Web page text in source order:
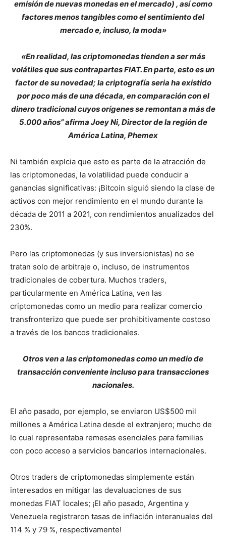
emisión de nuevas monedas en el mercado) , así como
factores menos tangibles como el sentimiento del
mercado e, incluso, la moda»
«En realidad, las criptomonedas tienden a ser más
volátiles que sus contrapartes FIAT. En parte, esto es un
factor de su novedad; la criptografía seria ha existido
por poco más de una década, en comparación con el
dinero tradicional cuyos orígenes se remontan a más de
5.000 años” afirma Joey Ni, Director de la región de
América Latina, Phemex
Ni también explcia que esto es parte de la atracción de
las criptomonedas, la volatilidad puede conducir a
ganancias significativas: ¡Bitcoin siguió siendo la clase de
activos con mejor rendimiento en el mundo durante la
década de 2011 a 2021, con rendimientos anualizados del
230%.
Pero las criptomonedas (y sus inversionistas) no se
tratan solo de arbitraje o, incluso, de instrumentos
tradicionales de cobertura. Muchos traders,
particularmente en América Latina, ven las
criptomonedas como un medio para realizar comercio
transfronterizo que puede ser prohibitivamente costoso
a través de los bancos tradicionales.
Otros ven a las criptomonedas como un medio de
transacción conveniente incluso para transacciones
nacionales.
El año pasado, por ejemplo, se enviaron US$500 mil
millones a América Latina desde el extranjero; mucho de
lo cual representaba remesas esenciales para familias
con poco acceso a servicios bancarios internacionales.
Otros traders de criptomonedas simplemente están
interesados en mitigar las devaluaciones de sus
monedas FIAT locales; ¡El año pasado, Argentina y
Venezuela registraron tasas de inflación interanuales del
114 % y 79 %, respectivamente!